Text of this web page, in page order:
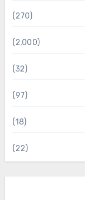
(270)
(2٬000)
(32)
(97)
(18)
(22)